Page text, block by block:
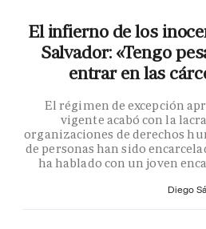
El infierno de los
Salvador: «Tengo
entrar en las
El régimen de excepción
vigente acabó con la
organizaciones de derechos
de personas han sido
ha hablado con un joven
Diego